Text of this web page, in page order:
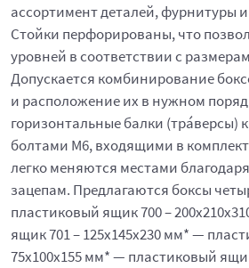
ассортимент деталей, фурнитуры
Стойки перфорированы, что
уровней в соответствии с
Допускается комбинирование
и расположение их в нужном
горизонтальные балки (тра́версы)
болтами М6, входящими в
легко меняются местами
зацепам. Предлагаются боксы
пластиковый ящик 700 –
ящик 701 – 125x145x230 мм* —
75x100x155 мм* — пластиковый